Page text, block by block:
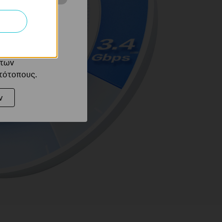
σας στον
ιστότοπού